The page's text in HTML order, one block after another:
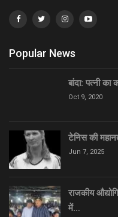
Popular News
बांदा: पत्नी
Oct 9, 2020
टेनिस की
Jun 7, 2025
राजकीय
में…